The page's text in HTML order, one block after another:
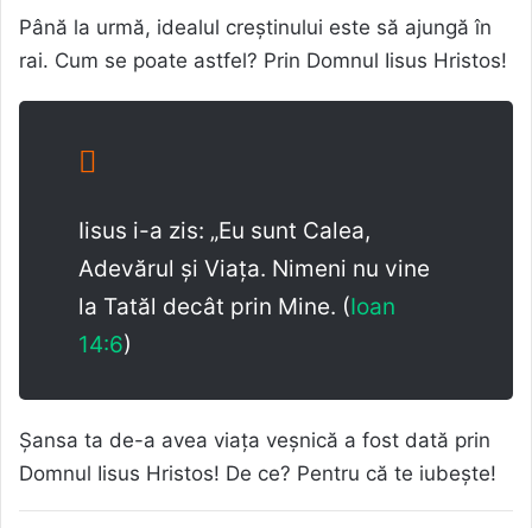
Până la urmă, idealul creștinului este să ajungă în
rai. Cum se poate astfel? Prin Domnul Iisus Hristos!
Iisus i-a zis: „Eu sunt Calea,
Adevărul și Viața. Nimeni nu vine
la Tatăl decât prin Mine. (Ioan
14:6)
Șansa ta de-a avea viața veșnică a fost dată prin
Domnul Iisus Hristos! De ce? Pentru că te iubește!